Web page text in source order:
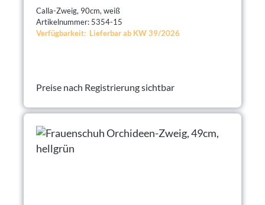
Calla-Zweig, 90cm, weiß
Artikelnummer: 5354-15
Verfügbarkeit: Lieferbar ab KW 39/2026
Preise nach Registrierung sichtbar